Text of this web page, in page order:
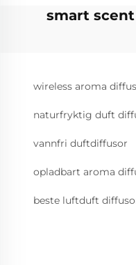
smart
wireless aroma
naturfryktig duft
vannfri duftdiffusor
opladbart aroma
beste luftduft